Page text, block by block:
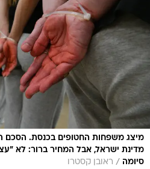
מיצג משפחות החטופים בכנסת. הסכם
מדינת ישראל, אבל המחיר ברור: לא
סיומה / ראובן קסטרו